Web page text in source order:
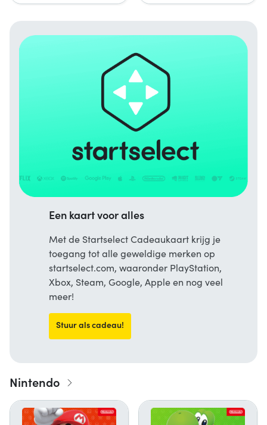
Een kaart voor alles
Met de Startselect Cadeaukaart krijg je
toegang tot alle geweldige merken op
startselect.com, waaronder PlayStation,
Xbox, Steam, Google, Apple en nog veel
meer!
Stuur als cadeau!
Nintendo